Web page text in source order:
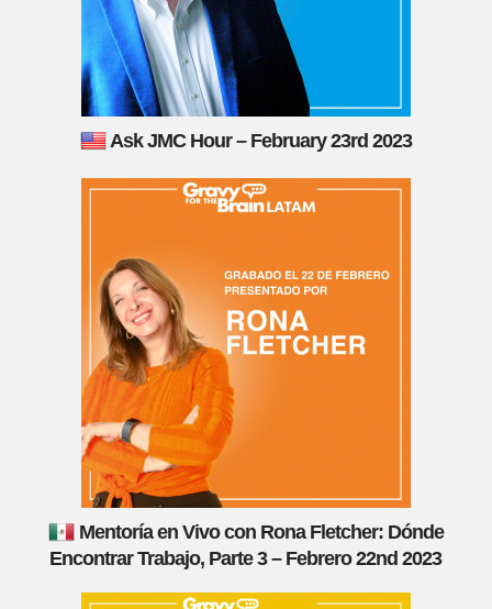
Ask JMC Hour – February 23rd 2023
Mentoría en Vivo con Rona Fletcher: Dónde
Encontrar Trabajo, Parte 3 – Febrero 22nd 2023